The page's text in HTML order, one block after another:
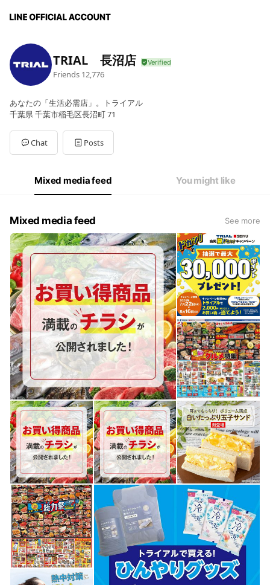
TRIAL 長沼店
Friends 12,776
あなたの「生活必需店」。トライアル
千葉県 千葉市稲毛区長沼町 71
Chat Posts
Mixed media feed You might like
Mixed media feed See more